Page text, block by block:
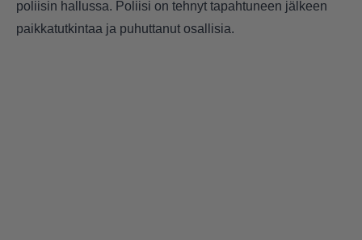
poliisin hallussa. Poliisi on tehnyt tapahtuneen jälkeen
paikkatutkintaa ja puhuttanut osallisia.